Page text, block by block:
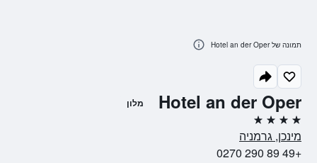
Hotel an der Oper מלון
4 כוכבים
מינכן, גרמניה
+49 89 290 0270
תמונה של Hotel an der Oper